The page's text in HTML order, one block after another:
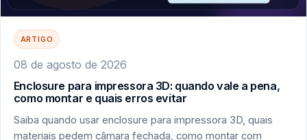
ARTIGO
08 de agosto de 2026
Enclosure para impressora 3D: quando vale a pena,
como montar e quais erros evitar
Saiba quando usar enclosure para impressora 3D, quais
materiais pedem câmara fechada, como montar com